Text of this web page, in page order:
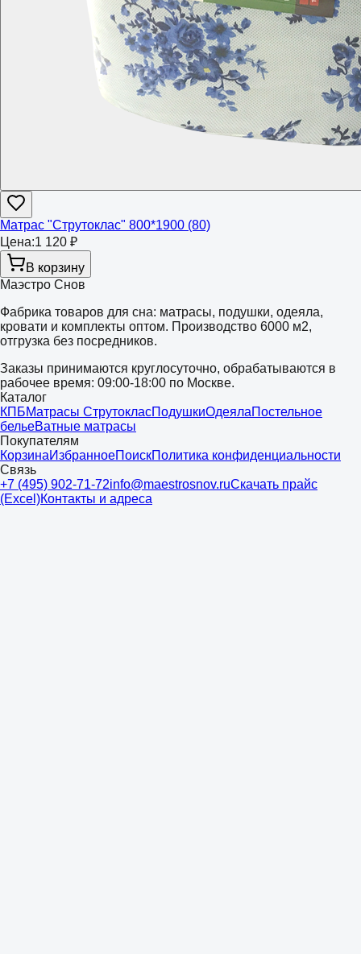
Матрас "Струтоклас" 800*1900 (80)
Цена:1 120 ₽
В корзину
Маэстро Снов
Фабрика товаров для сна: матрасы, подушки, одеяла,
кровати и комплекты оптом. Производство 6000 м2,
отгрузка без посредников.
Заказы принимаются круглосуточно, обрабатываются в
рабочее время: 09:00-18:00 по Москве.
Каталог
КПБМатрасы СтрутокласПодушкиОдеялаПостельное
бельеВатные матрасы
Покупателям
КорзинаИзбранноеПоискПолитика конфиденциальности
Связь
+7 (495) 902-71-72info@maestrosnov.ruСкачать прайс
(Excel)Контакты и адреса